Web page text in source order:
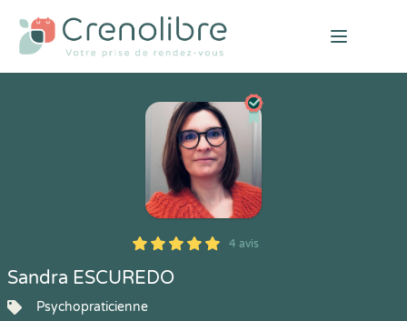
Open
5
1
5
4 4 avis
Sandra ESCUREDO
Psychopraticienne